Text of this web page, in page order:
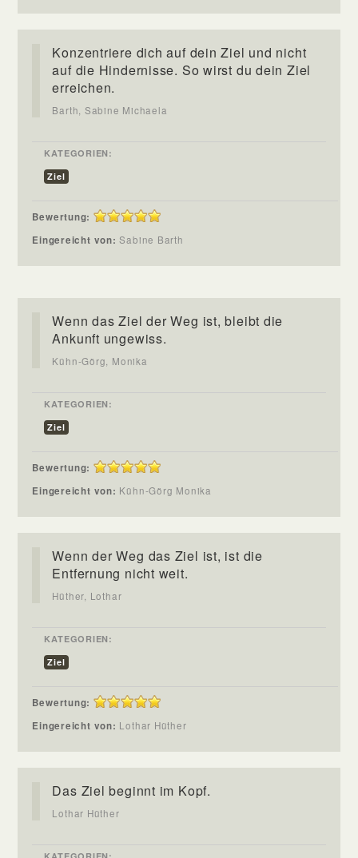
Konzentriere dich auf dein Ziel und nicht
auf die Hindernisse. So wirst du dein Ziel
erreichen.
Barth, Sabine Michaela
KATEGORIEN:
Ziel
Bewertung:
Eingereicht von:Sabine Barth
Wenn das Ziel der Weg ist, bleibt die
Ankunft ungewiss.
Kühn-Görg, Monika
KATEGORIEN:
Ziel
Bewertung:
Eingereicht von: Kühn-Görg Monika
Wenn der Weg das Ziel ist, ist die
Entfernung nicht weit.
Hüther, Lothar
KATEGORIEN:
Ziel
Bewertung:
Eingereicht von: Lothar Hüther
Das Ziel beginnt im Kopf.
Lothar Hüther